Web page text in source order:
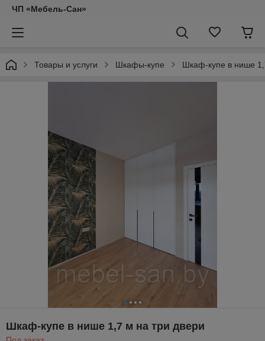
ЧП «Мебель-Сан»
Товары и услуги Шкафы-купе Шкаф-купе в нише
Шкаф-купе в нише 1,7 м на три двери